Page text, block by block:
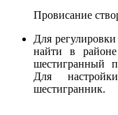
Провисание
Для регулировки
найти в
шестигранный
Для
шестигранник.